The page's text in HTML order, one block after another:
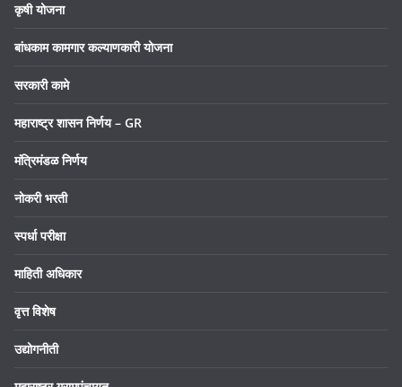
कृषी योजना
बांधकाम कामगार कल्याणकारी योजना
सरकारी कामे
महाराष्ट्र शासन निर्णय – GR
मंत्रिमंडळ निर्णय
नोकरी भरती
स्पर्धा परीक्षा
माहिती अधिकार
वृत्त विशेष
उद्योगनीती